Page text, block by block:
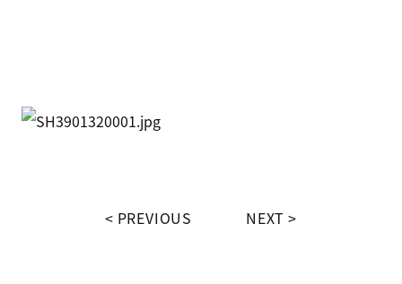
PREVIOUS NEXT